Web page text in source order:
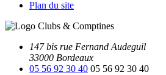
Plan du site
147 bis rue Fernand Audeguil
33000 Bordeaux
05 56 92 30 40 05 56 92 30 40